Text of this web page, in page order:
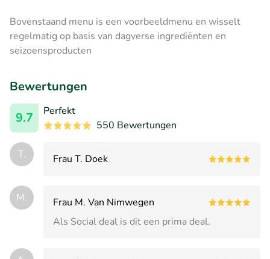
Bovenstaand menu is een voorbeeldmenu en wisselt
regelmatig op basis van dagverse ingrediënten en
seizoensproducten
Bewertungen
9.7
Perfekt
550 Bewertungen
T. Frau T. Doek
M.
Frau M. Van Nimwegen
Als Social deal is dit een prima deal.